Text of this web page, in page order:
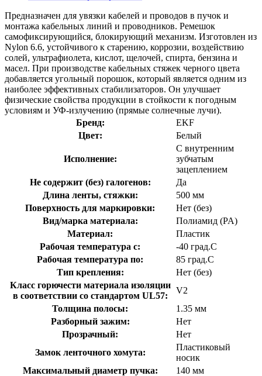
Предназначен для увязки кабелей и проводов в пучок и
монтажа кабельных линий и проводников. Ремешок
самофиксирующийся, блокирующий механизм. Изготовлен из
Nylon 6.6, устойчивого к старению, коррозии, воздействию
солей, ультрафиолета, кислот, щелочей, спирта, бензина и
масел. При производстве кабельных стяжек черного цвета
добавляется угольный порошок, который является одним из
наиболее эффективных стабилизаторов. Он улучшает
физические свойства продукции в стойкости к погодным
условиям и УФ-излучению (прямые солнечные лучи).
Бренд:
EKF
Цвет:
Белый
Исполнение:
С внутренним
зубчатым
зацеплением
Не содержит (без) галогенов:
Да
Длина ленты, стяжки:
500 мм
Поверхность для маркировки:
Нет (без)
Вид/марка материала:
Полиамид (PA)
Материал:
Пластик
Рабочая температура с:
-40 град.C
Рабочая температура по:
85 град.C
Тип крепления:
Нет (без)
Класс горючести материала изоляции
в соответствии со стандартом UL57:
V2
Толщина полосы:
1.35 мм
Разборный зажим:
Нет
Прозрачный:
Нет
Замок ленточного хомута:
Пластиковый
носик
Максимальный диаметр пучка:
140 мм